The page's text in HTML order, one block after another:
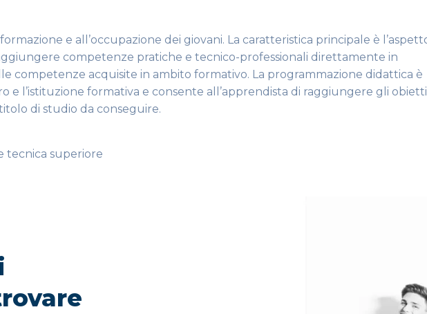
e all’occupazione dei giovani. La caratteristica principale è
competenze pratiche e tecnico-professionali direttamente in
competenze acquisite in ambito formativo. La programmazione didattica è
e l’istituzione formativa e consente all’apprendista di raggiungere gli
di studio da conseguire.
tecnica superiore